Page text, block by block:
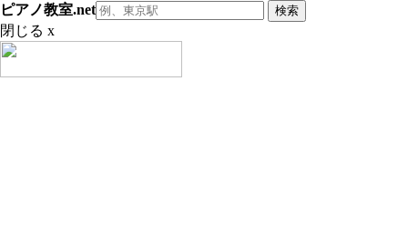
ピアノ教室.net
閉じる x